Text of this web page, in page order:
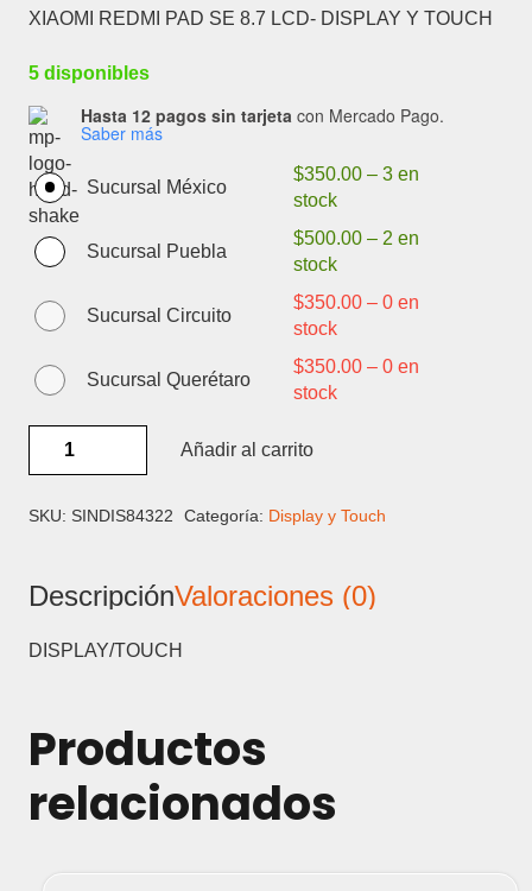
XIAOMI REDMI PAD SE 8.7 LCD- DISPLAY Y TOUCH
5 disponibles
Hasta 12 pagos sin tarjeta con Mercado Pago.
Saber más
Sucursal México
$350.00– 3 en
stock
Sucursal Puebla
$500.00– 2 en
stock
Sucursal Circuito
$350.00– 0 en
stock
Sucursal Querétaro
$350.00– 0 en
stock
REDMI
SE
DISPLAY
TOUCH
Añadir al carrito
SKU: SINDIS84322 Categoría: Display y Touch
DescripciónValoraciones (0)
DISPLAY/TOUCH
Productos
relacionados